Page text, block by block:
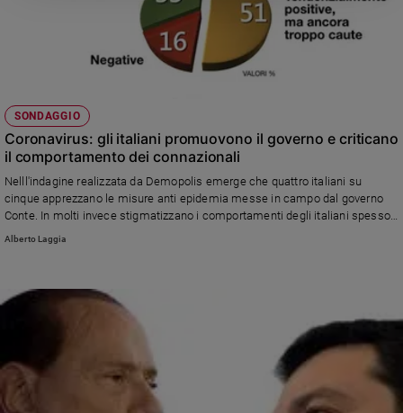
SONDAGGIO
Coronavirus: gli italiani promuovono il governo e criticano
il comportamento dei connazionali
Nelll'indagine realizzata da Demopolis emerge che quattro italiani su
cinque apprezzano le misure anti epidemia messe in campo dal governo
Conte. In molti invece stigmatizzano i comportamenti degli italiani spesso
Alberto Laggia